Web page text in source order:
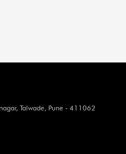
Talwade, Pune - 411062